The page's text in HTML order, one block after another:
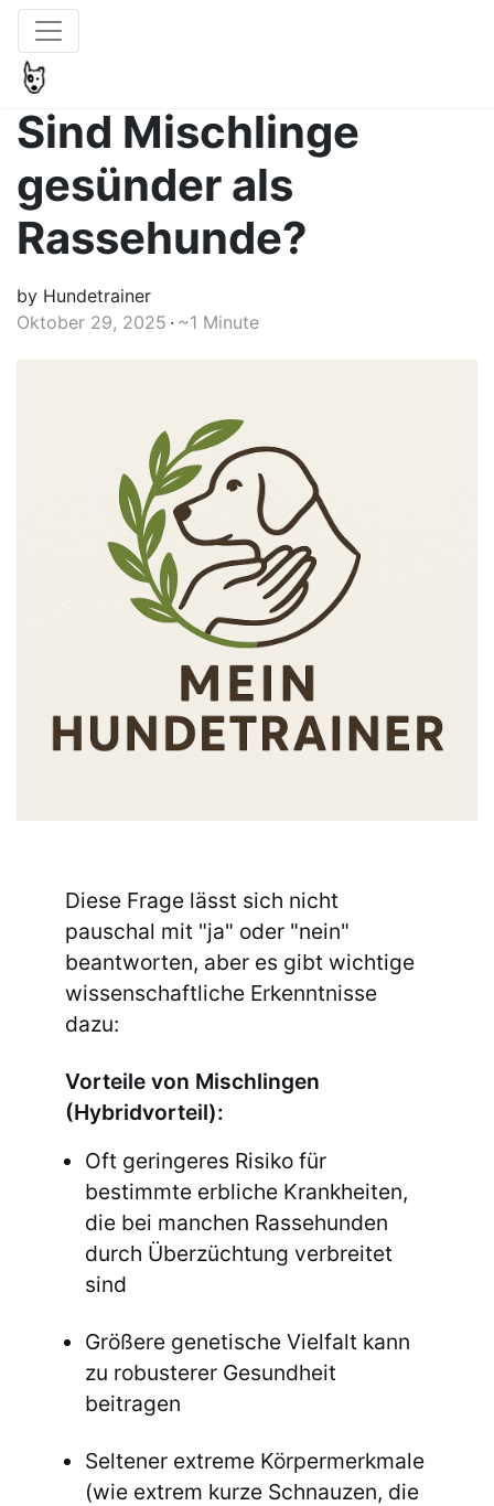
Sind Mischlinge
gesünder als
Rassehunde?
by Hundetrainer
Oktober 29, 2025 ~1 Minute
Diese Frage lässt sich nicht
pauschal mit "ja" oder "nein"
beantworten, aber es gibt wichtige
wissenschaftliche Erkenntnisse
dazu:
Vorteile von Mischlingen
(Hybridvorteil):
Oft geringeres Risiko für
bestimmte erbliche Krankheiten,
die bei manchen Rassehunden
durch Überzüchtung verbreitet
sind
Größere genetische Vielfalt kann
zu robusterer Gesundheit
beitragen
Seltener extreme Körpermerkmale
(wie extrem kurze Schnauzen, die